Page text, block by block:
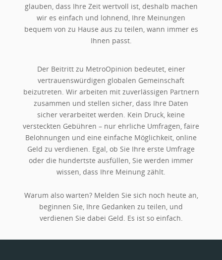
glauben, dass Ihre Zeit wertvoll ist, deshalb machen
wir es einfach und lohnend, Ihre Meinungen
bequem von zu Hause aus zu teilen, wann immer es
Ihnen passt.
Der Beitritt zu MetroOpinion bedeutet, einer
vertrauenswürdigen globalen Gemeinschaft
beizutreten. Wir arbeiten mit zuverlässigen Partnern
zusammen und stellen sicher, dass Ihre Daten
sicher verarbeitet werden. Kein Druck, keine
versteckten Gebühren – nur ehrliche Umfragen, faire
Belohnungen und eine einfache Möglichkeit, online
Geld zu verdienen. Egal, ob Sie Ihre erste Umfrage
oder die hundertste ausfüllen, Sie werden immer
wissen, dass Ihre Meinung zählt.
Warum also warten? Melden Sie sich noch heute an,
beginnen Sie, Ihre Gedanken zu teilen, und
verdienen Sie dabei Geld. Es ist so einfach.